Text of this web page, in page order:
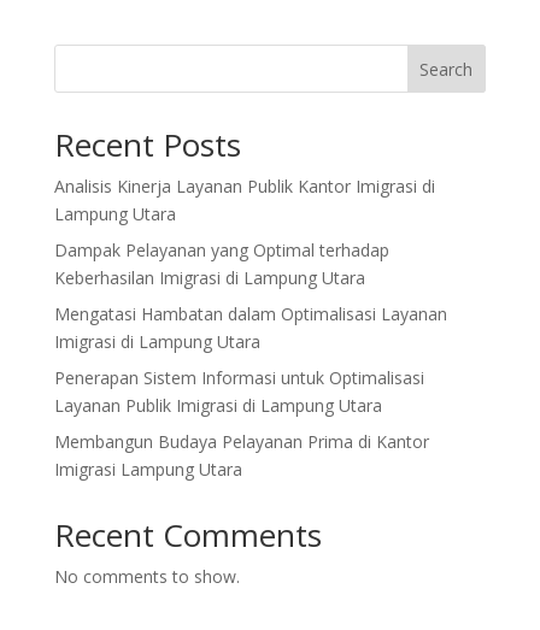
Search
Recent Posts
Analisis Kinerja Layanan Publik Kantor Imigrasi di
Lampung Utara
Dampak Pelayanan yang Optimal terhadap
Keberhasilan Imigrasi di Lampung Utara
Mengatasi Hambatan dalam Optimalisasi Layanan
Imigrasi di Lampung Utara
Penerapan Sistem Informasi untuk Optimalisasi
Layanan Publik Imigrasi di Lampung Utara
Membangun Budaya Pelayanan Prima di Kantor
Imigrasi Lampung Utara
Recent Comments
No comments to show.